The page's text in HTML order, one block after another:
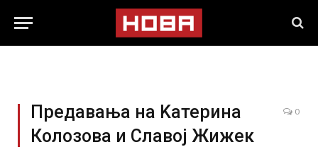
Предавања на Kaтерина
Колозова и Славој Жижек
0